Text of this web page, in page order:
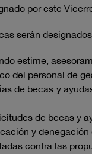
por este
serán
estime,
del personal de
de becas y
de becas y
y denegación
contra las